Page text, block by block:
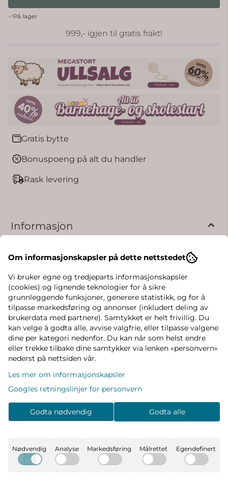
På lager
999,- igjen til gratis frakt!
Gratis bytte
Bonuspoeng på alt du handler
Rask levering
Informasjon
Polyester.
Produsent
Produktanmeldelser
Om informasjonskapsler på dette nettstedet
Vi bruker egne og tredjeparts informasjonskapsler
(cookies) og lignende teknologier for å sikre
grunnleggende funksjoner, generere statistikk, og for å
tilpasse markedsføring og annonser (inkludert deling av
brukerdata med partnere). Samtykket er helt frivillig. Du
kan velge å godta alle, avvise valgfrie, eller tilpasse valgene
dine per kategori nedenfor. Du kan når som helst endre
eller trekke tilbake dine samtykker via lenken «personvern»
nederst på nettsiden vår.
Les mer om informasjonskapsler
Googles retningslinjer for personvern
Godta nødvendig Godta alle
Nødvendig Analyse Markedsføring Målrettet Egendefinert